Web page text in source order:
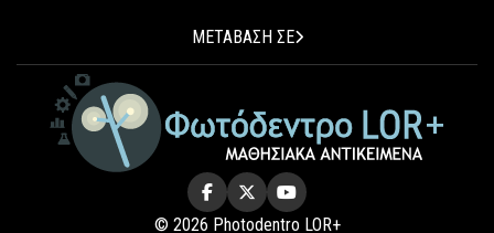
ΜΕΤΑΒΑΣΗ ΣΕ
© 2026 Photodentro LOR+